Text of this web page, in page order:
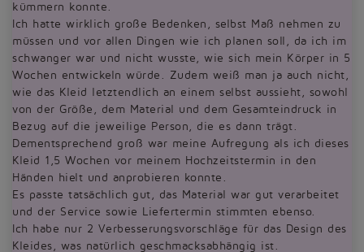
kümmern konnte.
Ich hatte wirklich große Bedenken, selbst Maß nehmen zu
müssen und vor allen Dingen wie ich planen soll, da ich im
schwanger war und nicht wusste, wie sich mein Körper in 5
Wochen entwickeln würde. Zudem weiß man ja auch nicht,
wie das Kleid letztendlich an einem selbst aussieht, sowohl
von der Größe, dem Material und dem Gesamteindruck in
Bezug auf die jeweilige Person, die es dann trägt.
Dementsprechend groß war meine Aufregung als ich dieses
Kleid 1,5 Wochen vor meinem Hochzeitstermin in den
Händen hielt und anprobieren konnte.
Es passte tatsächlich gut, das Material war gut verarbeitet
und der Service sowie Liefertermin stimmten ebenso.
Ich habe nur 2 Verbesserungsvorschläge für das Design des
Kleides, was natürlich geschmacksabhängig ist.